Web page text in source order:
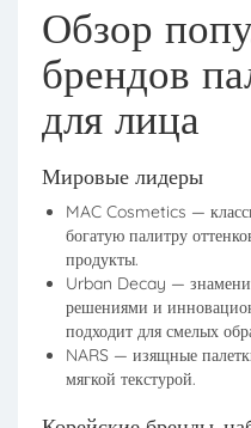
Обзор
брендов
для лица
Мировые лидеры
MAC Cosmetics —
богатую палитру
продукты.
Urban Decay —
решениями и
подходит для смелых
NARS — изящные
мягкой текстурой.